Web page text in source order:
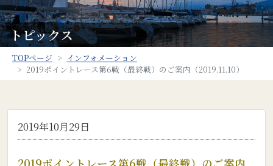
トピックス
TOPページ
インフォメーション
2019ポイントレース第6戦（最終戦）のご案内（2019.11.10）
2019年10月29日
2019ポイントレース第6戦（最終戦）のご案内